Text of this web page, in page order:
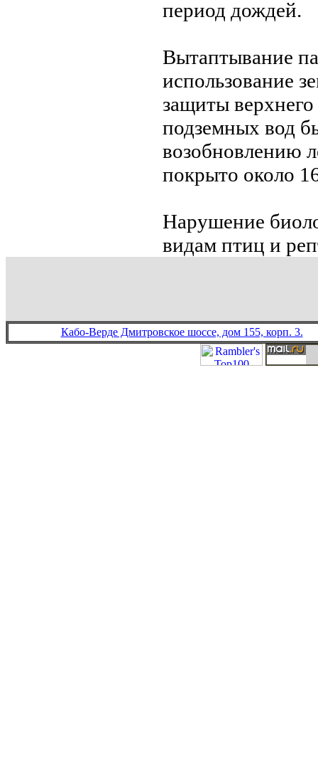
период дождей.
Вытаптывание
использование
защиты
подземных вод
возобновлению
покрыто около
Нарушение
видам птиц и
Кабо-Верде Дмитровское шоссе, дом 155, корп. 3.